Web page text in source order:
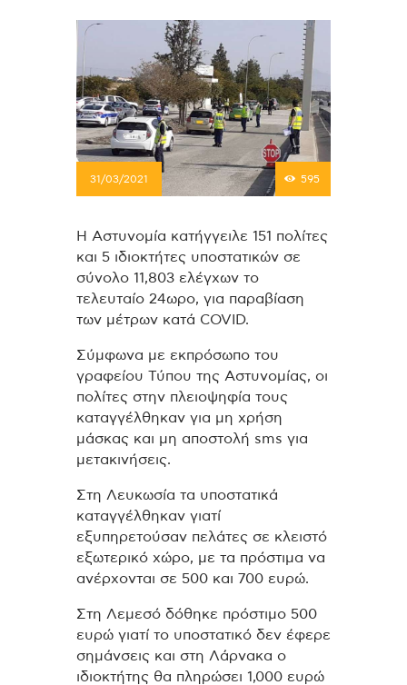
31/03/2021 595
Η Αστυνομία κατήγγειλε 151 πολίτες
και 5 ιδιοκτήτες υποστατικών σε
σύνολο 11,803 ελέγχων το
τελευταίο 24ωρο, για παραβίαση
των μέτρων κατά COVID.
Σύμφωνα με εκπρόσωπο του
γραφείου Τύπου της Αστυνομίας, οι
πολίτες στην πλειοψηφία τους
καταγγέλθηκαν για μη χρήση
μάσκας και μη αποστολή sms για
μετακινήσεις.
Στη Λευκωσία τα υποστατικά
καταγγέλθηκαν γιατί
εξυπηρετούσαν πελάτες σε κλειστό
εξωτερικό χώρο, με τα πρόστιμα να
ανέρχονται σε 500 και 700 ευρώ.
Στη Λεμεσό δόθηκε πρόστιμο 500
ευρώ γιατί το υποστατικό δεν έφερε
σημάνσεις και στη Λάρνακα ο
ιδιοκτήτης θα πληρώσει 1,000 ευρώ